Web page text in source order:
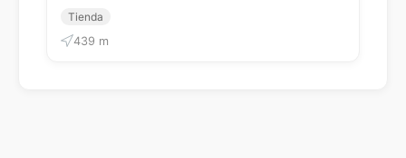
Tienda
439 m